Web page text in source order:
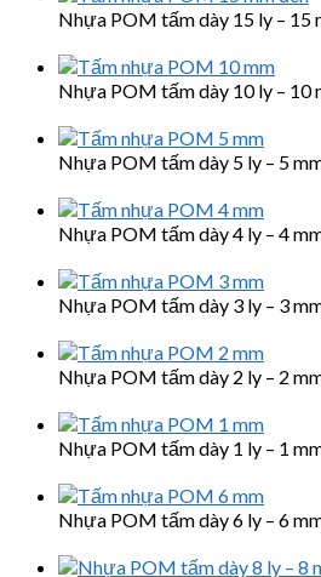
Nhựa POM tấm dày 15 ly – 15
Nhựa POM tấm dày 10 ly – 10
Nhựa POM tấm dày 5 ly – 5
Nhựa POM tấm dày 4 ly – 4
Nhựa POM tấm dày 3 ly – 3
Nhựa POM tấm dày 2 ly – 2
Nhựa POM tấm dày 1 ly – 1
Nhựa POM tấm dày 6 ly – 6